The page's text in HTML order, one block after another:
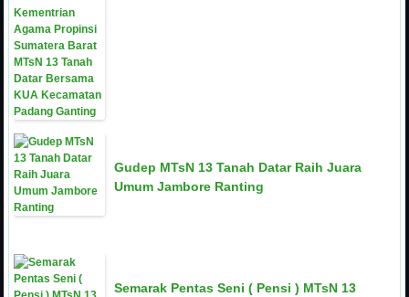
Gudep MTsN 13 Tanah Datar Raih Juara
Umum Jambore Ranting
Semarak Pentas Seni ( Pensi ) MTsN 13